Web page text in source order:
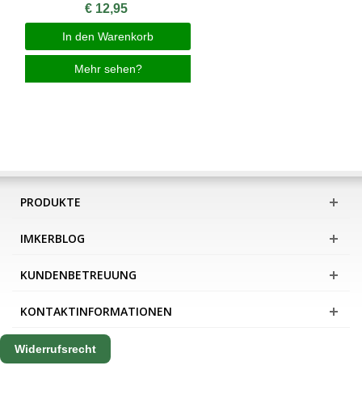
€ 12,95
In den Warenkorb
Mehr sehen?
PRODUKTE
IMKERBLOG
KUNDENBETREUUNG
KONTAKTINFORMATIONEN
Widerrufsrecht